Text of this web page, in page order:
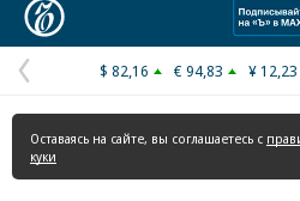
Предыдущая
страница
$ 82,16 € 94,83 ¥ 12,23
Оставаясь на сайте, вы соглашаетесь с
куки